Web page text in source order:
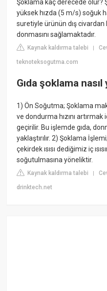
Şoklama kaç derecede olur?
yüksek hızda (5 m/s) soğuk
suretiyle ürünün dış
donmasını sağlamaktadır.
Kaynak kaldırma talebi |
teknoteksogutma.com
Gıda şoklama nasıl
1) Ön Soğutma; Şoklama
ve dondurma hızını
geçirilir. Bu işlemde gıda,
yaklaştırılır. 2) Şoklama
çekirdek ısısı dediğimiz iç
soğutulmasına yöneliktir.
Kaynak kaldırma talebi |
drinktech.net